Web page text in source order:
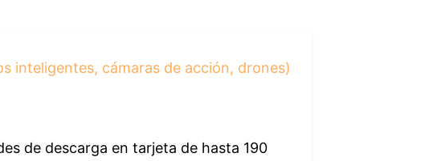
inteligentes, cámaras de acción, drones)
de descarga en tarjeta de hasta 190